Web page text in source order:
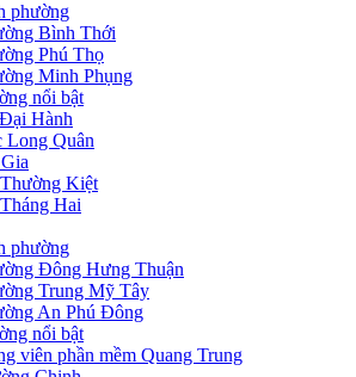
phường
Bình Thới
Phú Thọ
Minh Phụng
nổi bật
Hành
Long Quân
Kiệt
Hai
phường
Đông Hưng Thuận
Trung Mỹ Tây
An Phú Đông
nổi bật
viên phần mềm Quang Trung